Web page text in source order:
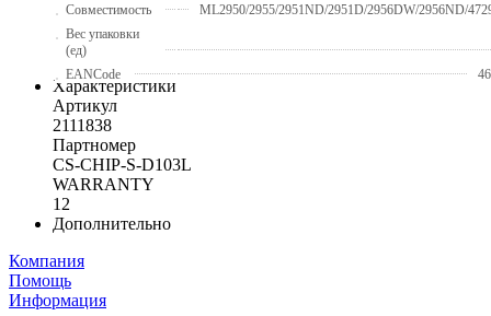
Совместимость
ML2950/2955/2951ND/2951D/2956DW/2956ND/
Вес упаковки
(ед)
EANCode
Характеристики
Артикул
2111838
Партномер
CS-CHIP-S-D103L
WARRANTY
12
Дополнительно
Компания
Помощь
Информация